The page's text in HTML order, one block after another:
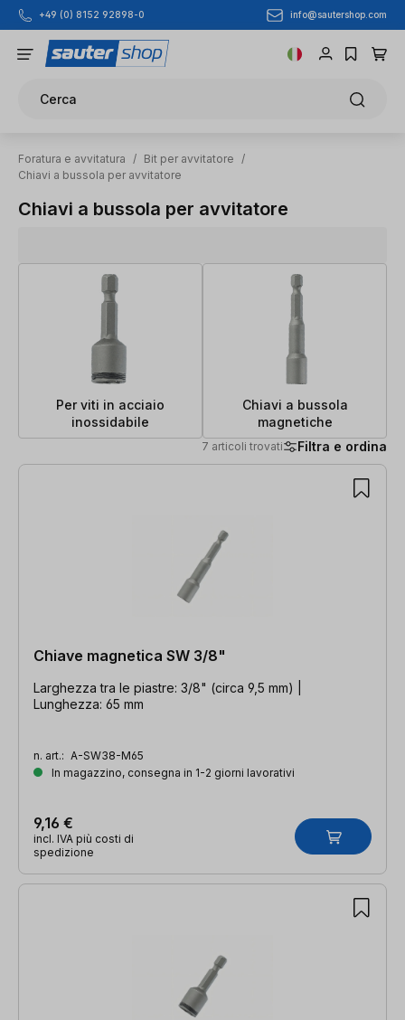
Passa al contenuto principale
+49 (0) 8152 92898-0 info@sautershop.com
Cerca
Foratura e avvitatura / Bit per avvitatore
/
Chiavi a bussola per avvitatore
Chiavi a bussola per avvitatore
Per viti in acciaio
inossidabile
Chiavi a bussola
magnetiche
7 articoli trovati Filtra e ordina
7 articoli trovati
Chiave magnetica SW 3/8"
Larghezza tra le piastre: 3/8" (circa 9,5 mm) |
Lunghezza: 65 mm
n. art.: A-SW38-M65
In magazzino, consegna in 1-2 giorni lavorativi
9,16 €
incl. IVA più costi di
spedizione